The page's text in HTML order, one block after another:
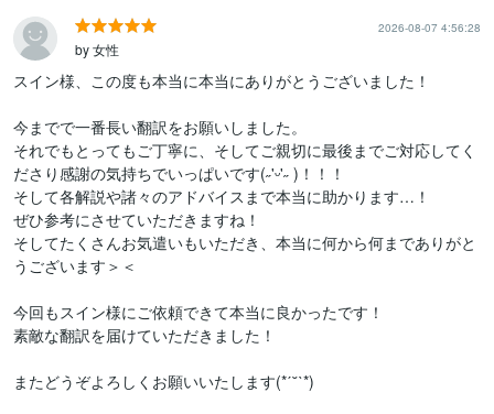
2026-08-07 4:56:28
by 女性
スイン様、この度も本当に本当にありがとうございました！
今までで一番長い翻訳をお願いしました。
それでもとってもご丁寧に、そしてご親切に最後までご対応してく
ださり感謝の気持ちでいっぱいです(˶'ᵕ'˶ )‪︎！！！
そして各解説や諸々のアドバイスまで本当に助かります…！
ぜひ参考にさせていただきますね！
そしてたくさんお気遣いもいただき、本当に何から何までありがと
うございます＞＜
今回もスイン様にご依頼できて本当に良かったです！
素敵な翻訳を届けていただきました！
またどうぞよろしくお願いいたします(*ˊ˘ˋ*)